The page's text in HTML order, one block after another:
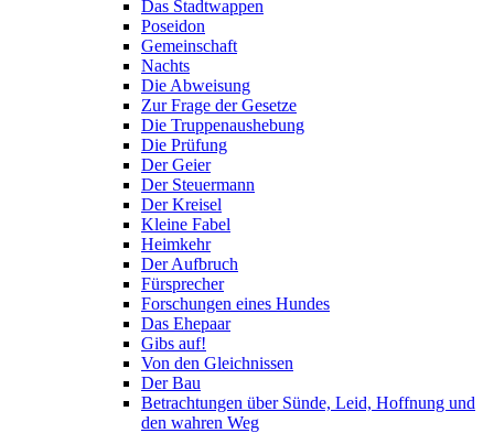
Das Stadtwappen
Poseidon
Gemeinschaft
Nachts
Die Abweisung
Zur Frage der Gesetze
Die Truppenaushebung
Die Prüfung
Der Geier
Der Steuermann
Der Kreisel
Kleine Fabel
Heimkehr
Der Aufbruch
Fürsprecher
Forschungen eines Hundes
Das Ehepaar
Gibs auf!
Von den Gleichnissen
Der Bau
Betrachtungen über Sünde, Leid, Hoffnung und
den wahren Weg